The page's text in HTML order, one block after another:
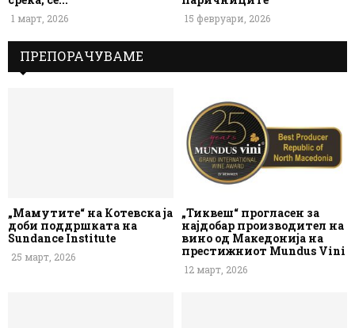
1 март, 2026 15 февруари, 2026
ПРЕПОРАЧУВАМЕ
„Мамутите“ на Котевска ја
доби поддршката на
Sundance Institute
25 март, 2026
„Тиквеш“ прогласен за
најдобар производител на
вино од Македонија на
престижниот Mundus Vini
12 март, 2026